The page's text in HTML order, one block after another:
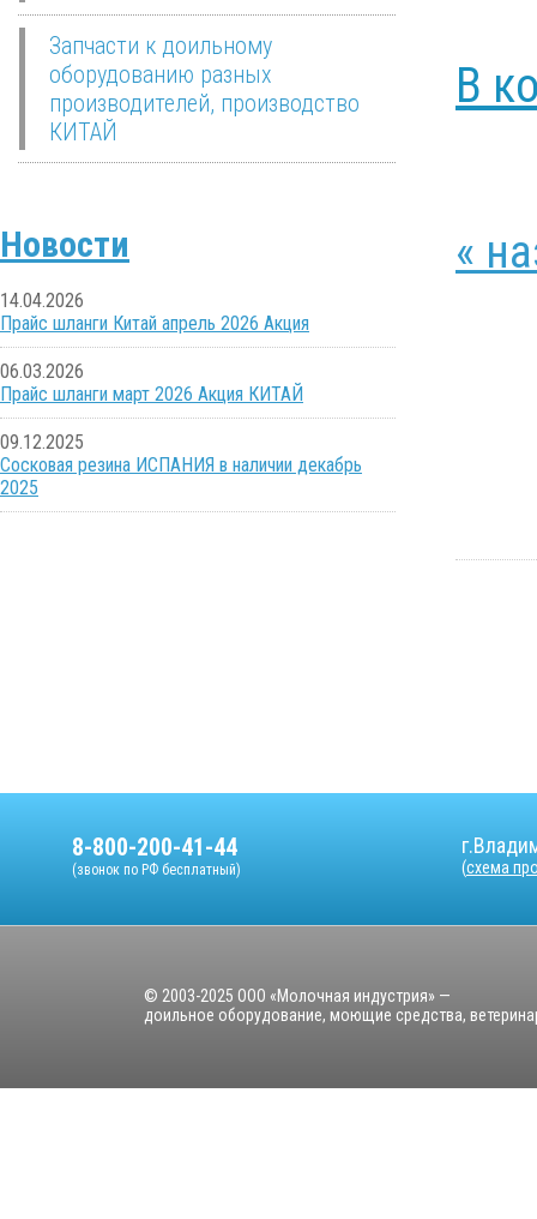
Запчасти к доильному
оборудованию разных
производителей, производство
КИТАЙ
Новости
14.04.2026
Прайс шланги Китай апрель 2026 Акция
06.03.2026
Прайс шланги март 2026 Акция КИТАЙ
09.12.2025
Сосковая резина ИСПАНИЯ в наличии декабрь
2025
В
«
8-800-200-41-44
(звонок по РФ бесплатный) (схема
© 2003-2025 ООО «Молочная индустрия» —
доильное оборудование, моющие средства,